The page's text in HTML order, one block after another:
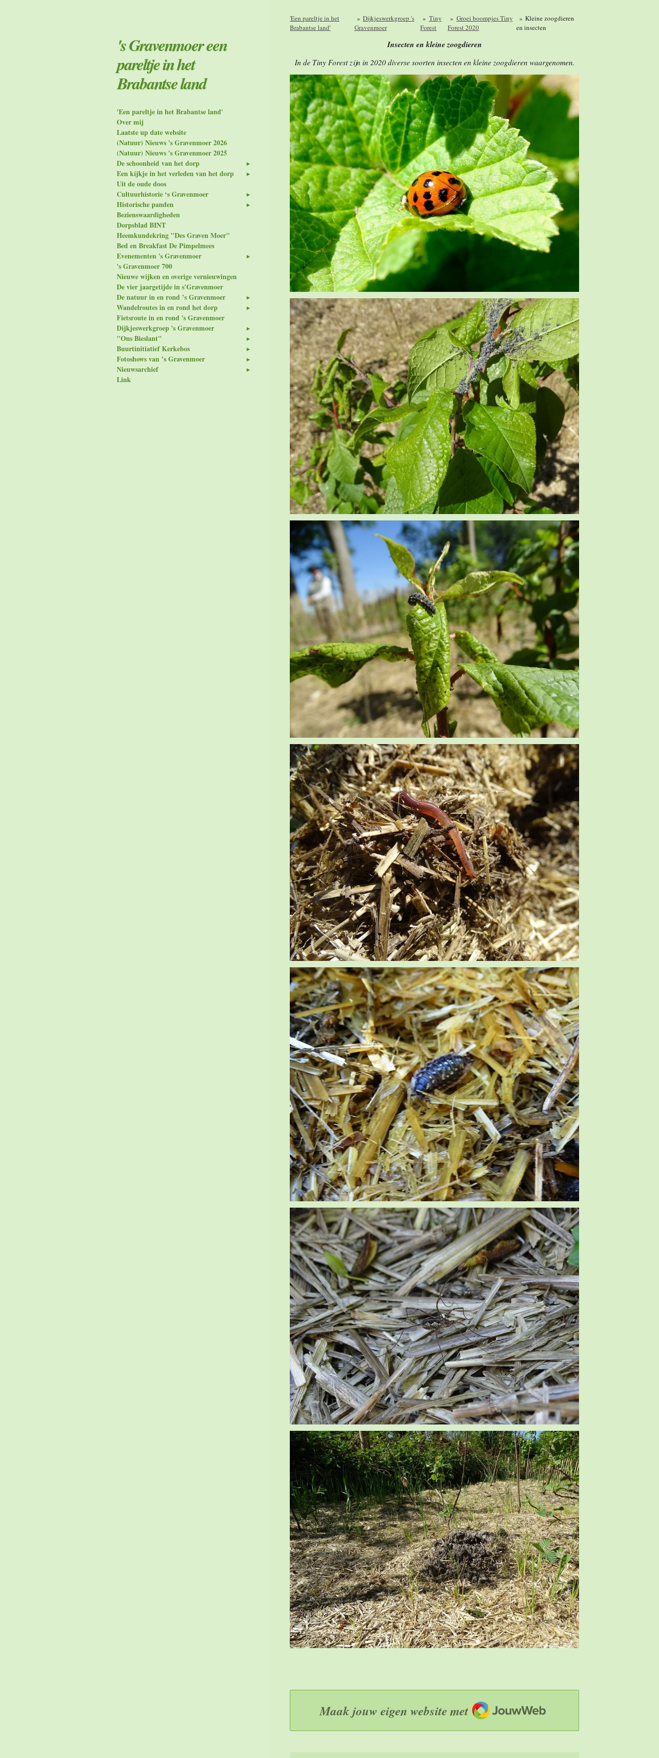
'Een pareltje in het
Brabantse land'
» Dijkjeswerkgroep 's
Gravenmoer
» Tiny
Forest
» Groei boompjes Tiny
Forest 2020
» Kleine zoogdieren
en insecten
Insecten en kleine zoogdieren
In de Tiny Forest zijn in 2020 diverse soorten insecten en kleine zoogdieren waargenomen.
Maak jouw eigen website met JouwWeb
's Gravenmoer een
pareltje in het
Brabantse land
'Een pareltje in het Brabantse land'
Over mij
Laatste up date website
(Natuur) Nieuws 's Gravenmoer 2026
(Natuur) Nieuws 's Gravenmoer 2025
De schoonheid van het dorp
Een kijkje in het verleden van het dorp
Uit de oude doos
Cultuurhistorie ‘s Gravenmoer
Historische panden
Bezienswaardigheden
Dorpsblad BINT
Heemkundekring "Des Graven Moer"
Bed en Breakfast De Pimpelmees
Evenementen 's Gravenmoer
's Gravenmoer 700
Nieuwe wijken en overige vernieuwingen
De vier jaargetijde in s'Gravenmoer
De natuur in en rond ’s Gravenmoer
Wandelroutes in en rond het dorp
Fietsroute in en rond 's Gravenmoer
Dijkjeswerkgroep 's Gravenmoer
"Ons Bieslant"
Buurtinitiatief Kerkebos
Fotoshows van ’s Gravenmoer
Nieuwsarchief
Link